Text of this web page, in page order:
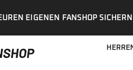
EIGENEN FANSHOP